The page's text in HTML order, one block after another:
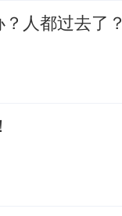
人都过去了？